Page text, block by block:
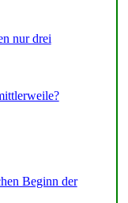
nur drei
Beginn der